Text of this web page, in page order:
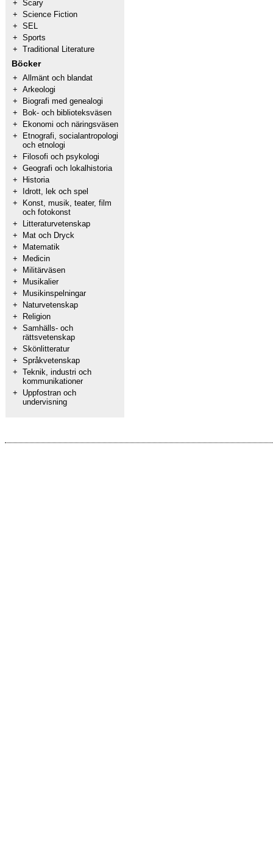
+ Scary
+ Science Fiction
+ SEL
+ Sports
+ Traditional Literature
Böcker
+ Allmänt och blandat
+ Arkeologi
+
Biografi med genealogi
+
Bok- och biblioteksväsen
+
Ekonomi och näringsväsen
+
Etnografi, socialantropologi
och etnologi
+
Filosofi och psykologi
+ Geografi och lokalhistoria
+
Historia
+
Idrott, lek och spel
+
Konst, musik, teater, film
och fotokonst
+
Litteraturvetenskap
+
Mat och Dryck
+
Matematik
+
Medicin
+
Militärväsen
+
Musikalier
+
Musikinspelningar
+
Naturvetenskap
+
Religion
+ Samhälls- och
rättsvetenskap
+ Skönlitteratur
+ Språkvetenskap
+ Teknik, industri och
kommunikationer
+
Uppfostran och
undervisning